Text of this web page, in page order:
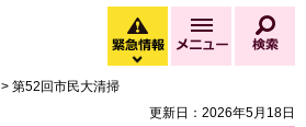
緊急情報
緊急情報を開く
メニュー
> 第52回市民大清掃
更新日：2026年5月18日